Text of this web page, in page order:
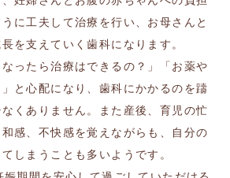
に工夫して治療を行い、お母さんと
を支えていく歯科になります。
なったら治療はできるの？」「お薬や
と心配になり、歯科にかかるのを躊
くありません。また産後、育児の忙
感、不快感を覚えながらも、自分の
しまうことも多いようです。